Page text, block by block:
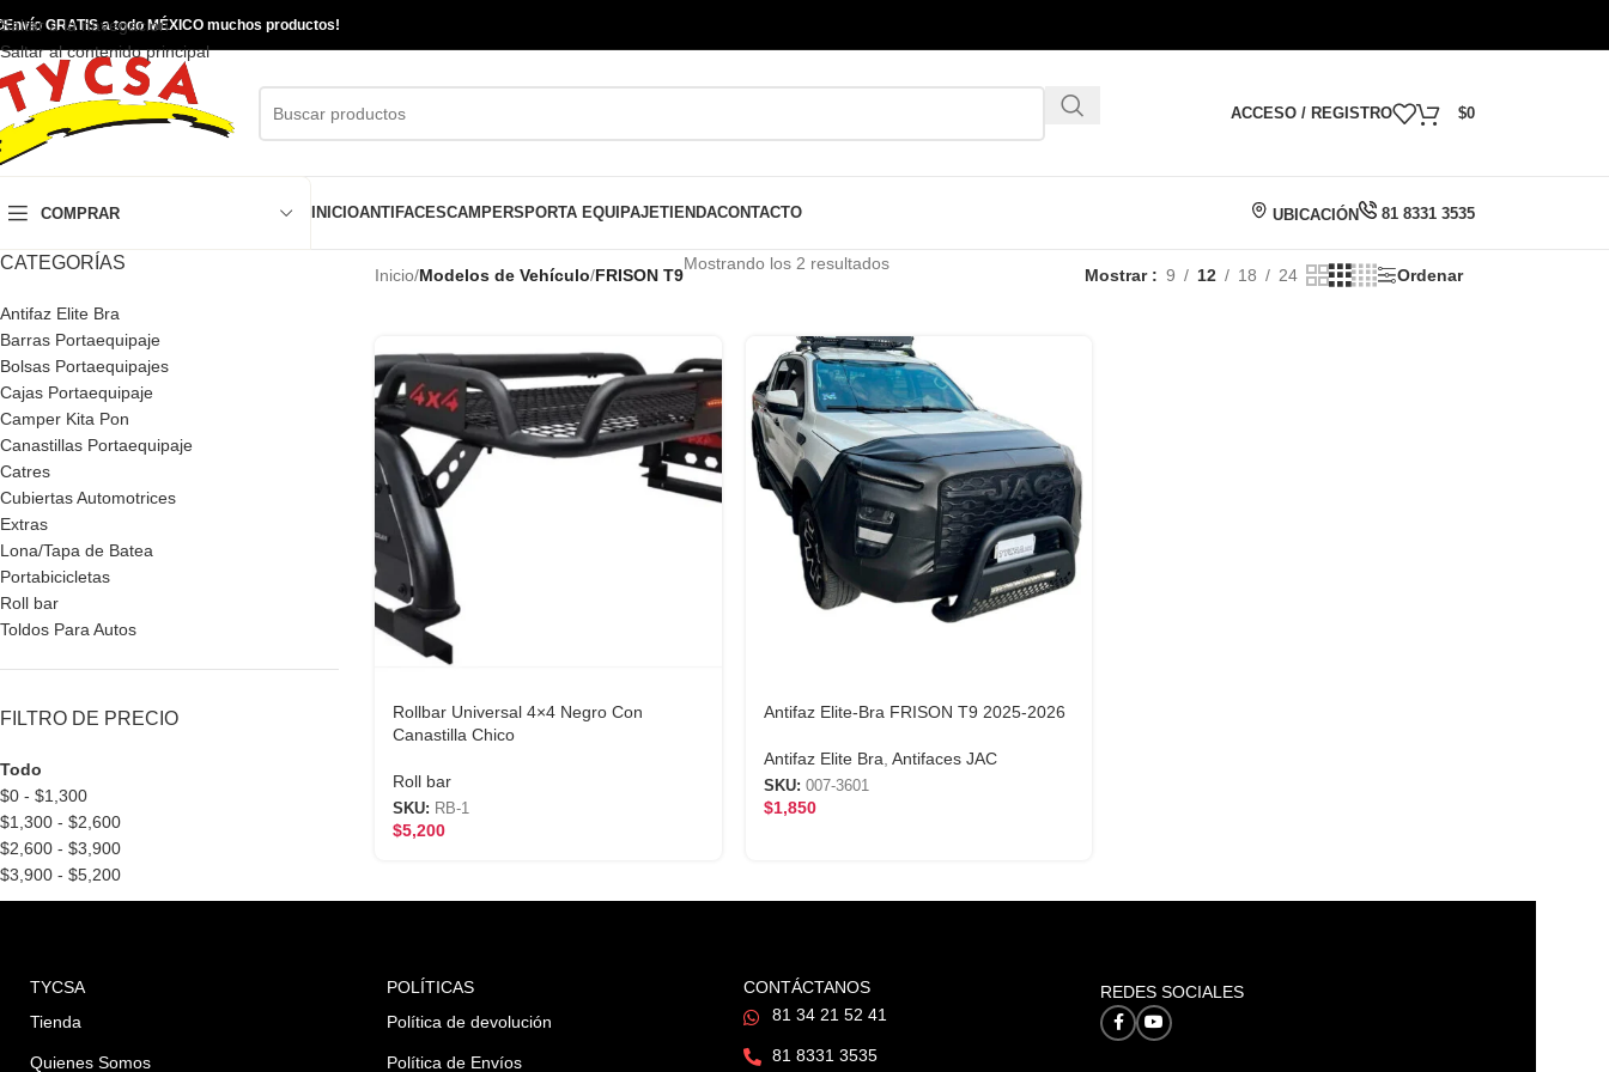
Saltar a la navegación
Saltar al contenido principal
Envío GRATIS a todo MÉXICO muchos productos!
ACCESO / REGISTRO $0
COMPRAR INICIOANTIFACESCAMPERS PORTA EQUIPAJETIENDACONTACTO UBICACIÓN 81 8331 3535
CATEGORÍAS
Antifaz Elite Bra
Barras Portaequipaje
Bolsas Portaequipajes
Cajas Portaequipaje
Camper Kita Pon
Canastillas Portaequipaje
Catres
Cubiertas Automotrices
Extras
Lona/Tapa de Batea
Portabicicletas
Roll bar
Toldos Para Autos
FILTRO DE PRECIO
Todo
$0 - $1,300
$1,300 - $2,600
$2,600 - $3,900
$3,900 - $5,200
Inicio/Modelos de Vehículo/FRISON T9
Mostrando los 2 resultados
Mostrar 9 12 18 24 Ordenar
Rollbar Universal 4×4 Negro Con
Canastilla Chico
Roll bar
SKU: RB-1
$5,200
Antifaz Elite-Bra FRISON T9 2025-2026
Antifaz Elite Bra Antifaces JAC
SKU: 007-3601
$1,850
TYCSA
Tienda
Quienes Somos
POLÍTICAS
Política de devolución
Política de Envíos
CONTÁCTANOS
81 34 21 52 41
81 8331 3535
REDES SOCIALES